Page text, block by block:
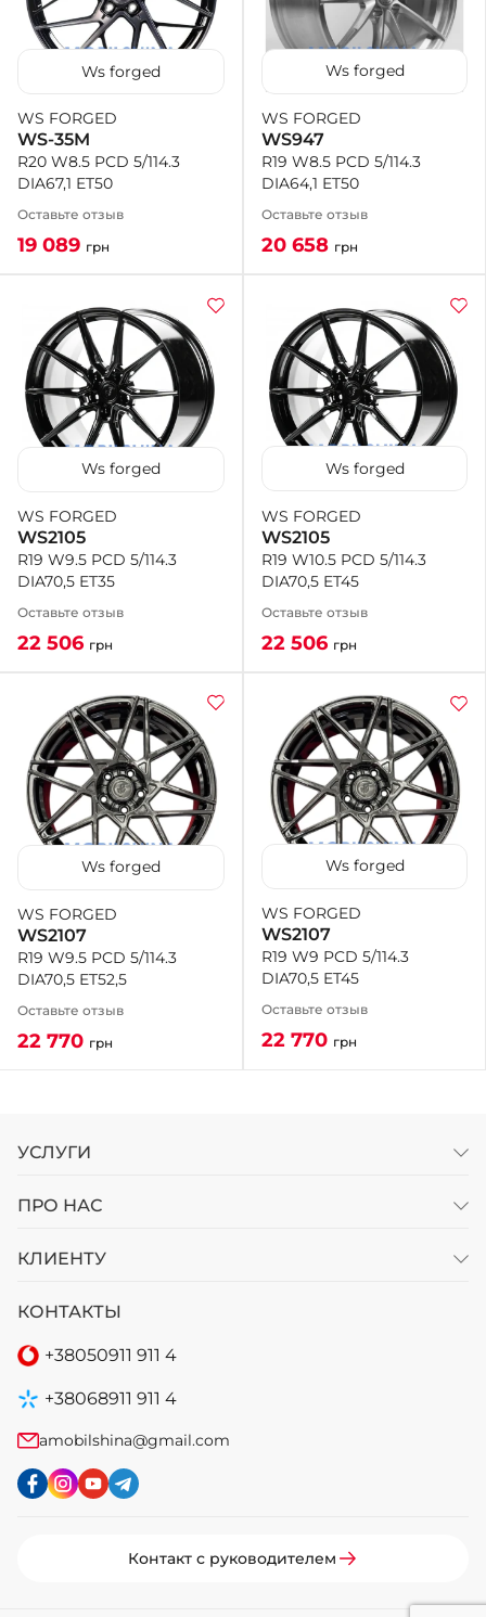
Ws forged
WS FORGED
WS-35M
R20 W8.5 PCD 5/114.3
DIA67,1 ET50
Оставьте отзыв
19 089 грн
Ws forged
WS FORGED
WS947
R19 W8.5 PCD 5/114.3
DIA64,1 ET50
Оставьте отзыв
20 658 грн
Ws forged
WS FORGED
WS2105
R19 W9.5 PCD 5/114.3
DIA70,5 ET35
Оставьте отзыв
22 506 грн
Ws forged
WS FORGED
WS2105
R19 W10.5 PCD 5/114.3
DIA70,5 ET45
Оставьте отзыв
22 506 грн
Ws forged
WS FORGED
WS2107
R19 W9.5 PCD 5/114.3
DIA70,5 ET52,5
Оставьте отзыв
22 770 грн
Ws forged
WS FORGED
WS2107
R19 W9 PCD 5/114.3
DIA70,5 ET45
Оставьте отзыв
22 770 грн
УСЛУГИ
ПРО НАС
КЛИЕНТУ
КОНТАКТЫ
+38050911 911 4
+38068911 911 4
amobilshina@gmail.com
Контакт с руководителем